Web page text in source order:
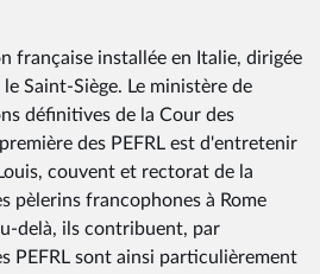
française installée en Italie, dirigée
Saint-Siège. Le ministère de
définitives de la Cour des
des PEFRL est d'entretenir
couvent et rectorat de la
pèlerins francophones à Rome
delà, ils contribuent, par
PEFRL sont ainsi particulièrement